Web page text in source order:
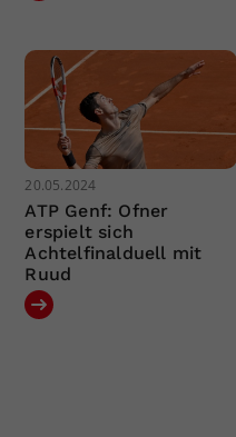
20.05.2024
ATP Genf: Ofner
erspielt sich
Achtelfinalduell mit
Ruud